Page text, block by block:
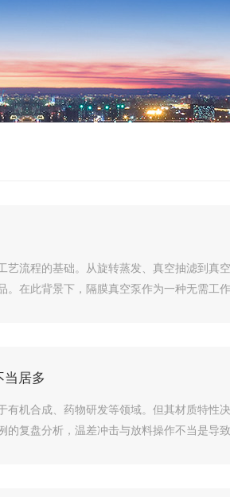
流程的基础。从旋转蒸发、真空抽滤到真
在此背景下，隔膜真空泵作为一种无需工作
当居多
机合成、药物研发等领域。但其材质特性
复盘分析，温差冲击与放料操作不当是导致